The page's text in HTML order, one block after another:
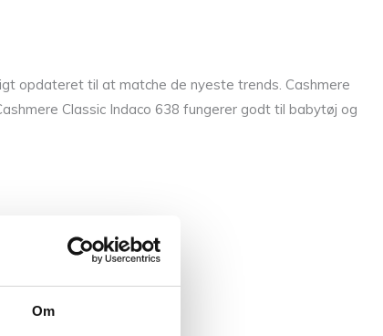
Om
opdateret til at matche de nyeste trends. Cashmere
Classic Indaco 638 fungerer godt til babytøj og